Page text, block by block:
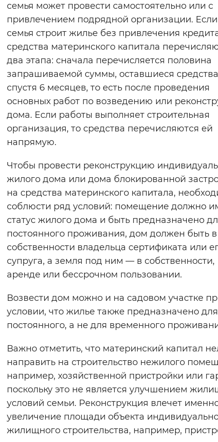
Вернуть стандартные настройки
семья может провести самостоятельно или с
привлечением подрядной организации. Если
семья строит жилье без привлечения
средства материнского капитала
два этапа: сначала перечисляется половина
запрашиваемой суммы, оставшиеся
спустя 6 месяцев, то есть после проведения
основных работ по возведению или
дома. Если работы выполняет строительная
организация, то средства перечисляются ей
напрямую.
Чтобы провести реконструкцию
жилого дома или дома блокированной
на средства материнского капитала,
соблюсти ряд условий: помещение должно
статус жилого дома и быть предназначено
постоянного проживания, дом должен быть в
собственности владельца сертификата или
супруга, а земля под ним — в собственности,
аренде или бессрочном пользовании.
Возвести дом можно и на садовом участке
условии, что жилье также предназначено для
постоянного, а не для временного
Важно отметить, что материнский капитал
направить на строительство нежилого
например, хозяйственной пристройки или
поскольку это не является улучшением
условий семьи. Реконструкция влечет
увеличение площади объекта
жилищного строительства, например,